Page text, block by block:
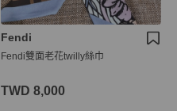
Fendi
Fendi雙面老花twilly絲巾
TWD 8,000